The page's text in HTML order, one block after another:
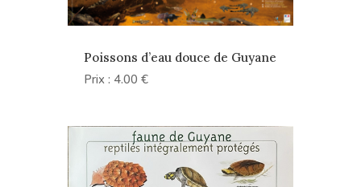
Poissons d’eau douce de Guyane
Prix : 4.00 €